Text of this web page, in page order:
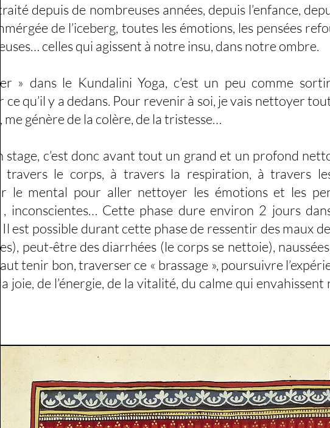
depuis de nombreuses années, depuis l’enfance,
de l’iceberg, toutes les émotions, les pensées
celles qui agissent à notre insu, dans notre ombre.
» dans le Kundalini Yoga, c’est un peu comme
qu’il y a dedans. Pour revenir à soi, je vais nettoyer
me génère de la colère, de la tristesse…
c’est donc avant tout un grand et un profond
travers le corps, à travers la respiration, à travers
le mental pour aller nettoyer les émotions et les
, inconscientes… Cette phase dure environ 2 jours
est possible durant cette phase de ressentir des maux
peut-être des diarrhées (le corps se nettoie),
tenir bon, traverser ce « brassage », poursuivre
la joie, de l’énergie, de la vitalité, du calme qui